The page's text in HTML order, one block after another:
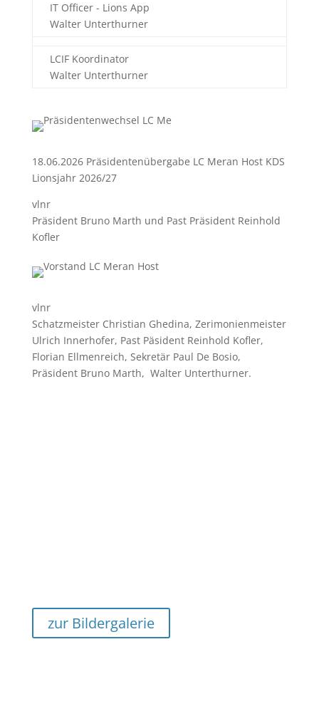
IT Officer - Lions App
Walter Unterthurner
LCIF Koordinator
Walter Unterthurner
18.06.2026 Präsidentenübergabe LC Meran Host KDS
Lionsjahr 2026/27
vlnr
Präsident Bruno Marth und Past Präsident Reinhold
Kofler
vlnr
Schatzmeister Christian Ghedina, Zerimonienmeister
Ulrich Innerhofer, Past Päsident Reinhold Kofler,
Florian Ellmenreich, Sekretär Paul De Bosio,
Präsident Bruno Marth, Walter Unterthurner.
zur Bildergalerie